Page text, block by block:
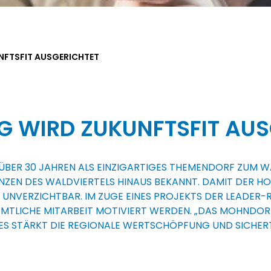
AUSGERICHTET
WIRD ZUKUNFTSFIT
30 JAHREN ALS EINZIGARTIGES THEMENDORF ZUM
DES WALDVIERTELS HINAUS BEKANNT. DAMIT DER
IM ZUGE EINES PROJEKTS DER
MITARBEIT MOTIVIERT WERDEN. „DAS
STÄRKT DIE REGIONALE WERTSCHÖPFUNG UND